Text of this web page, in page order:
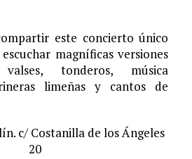
este concierto único
magníficas versiones
tonderos, música
limeñas y cantos de
c/ Costanilla de los Ángeles
20